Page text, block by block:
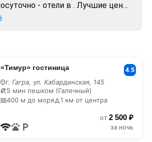
- отели в . Лучшие цены,
телефоны, адреса. Аренда
«Тимур» гостиница 4.5
г. Гагра, ул. Кабардинская, 145
5 мин пешком (Галечный)
400 м до моря
1 км от центра
от 2 500 ₽
за ночь